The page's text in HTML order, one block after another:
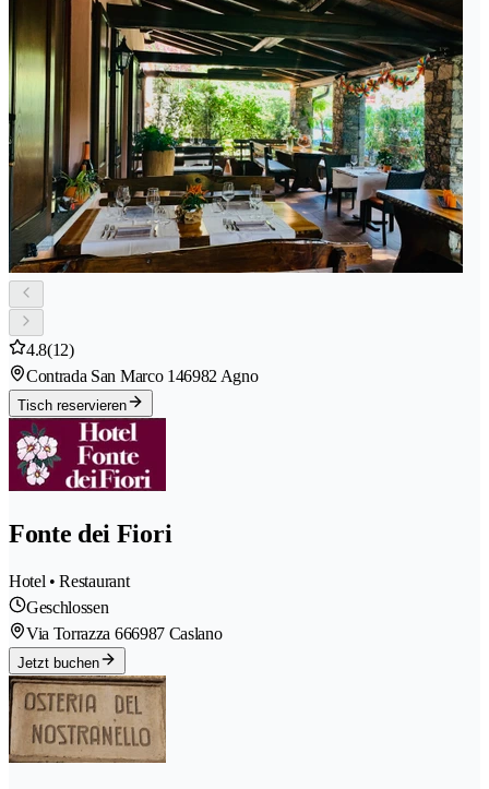
4.8(12)
Contrada San Marco 146982 Agno
Tisch reservieren
Fonte dei Fiori
Hotel • Restaurant
Geschlossen
Via Torrazza 666987 Caslano
Jetzt buchen